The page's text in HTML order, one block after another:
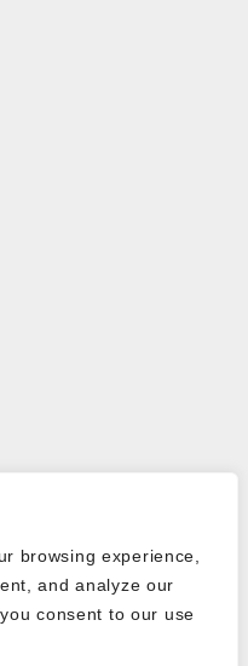
browsing experience,
and analyze our
consent to our use